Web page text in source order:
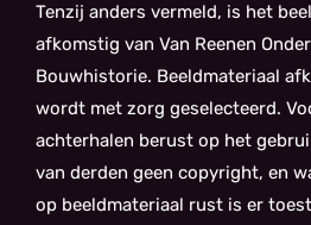
Tenzij anders vermeld, is het
afkomstig van Van Reenen
Bouwhistorie. Beeldmateriaal
wordt met zorg geselecteerd.
achterhalen berust op het
van derden geen copyright, en
op beeldmateriaal rust is er